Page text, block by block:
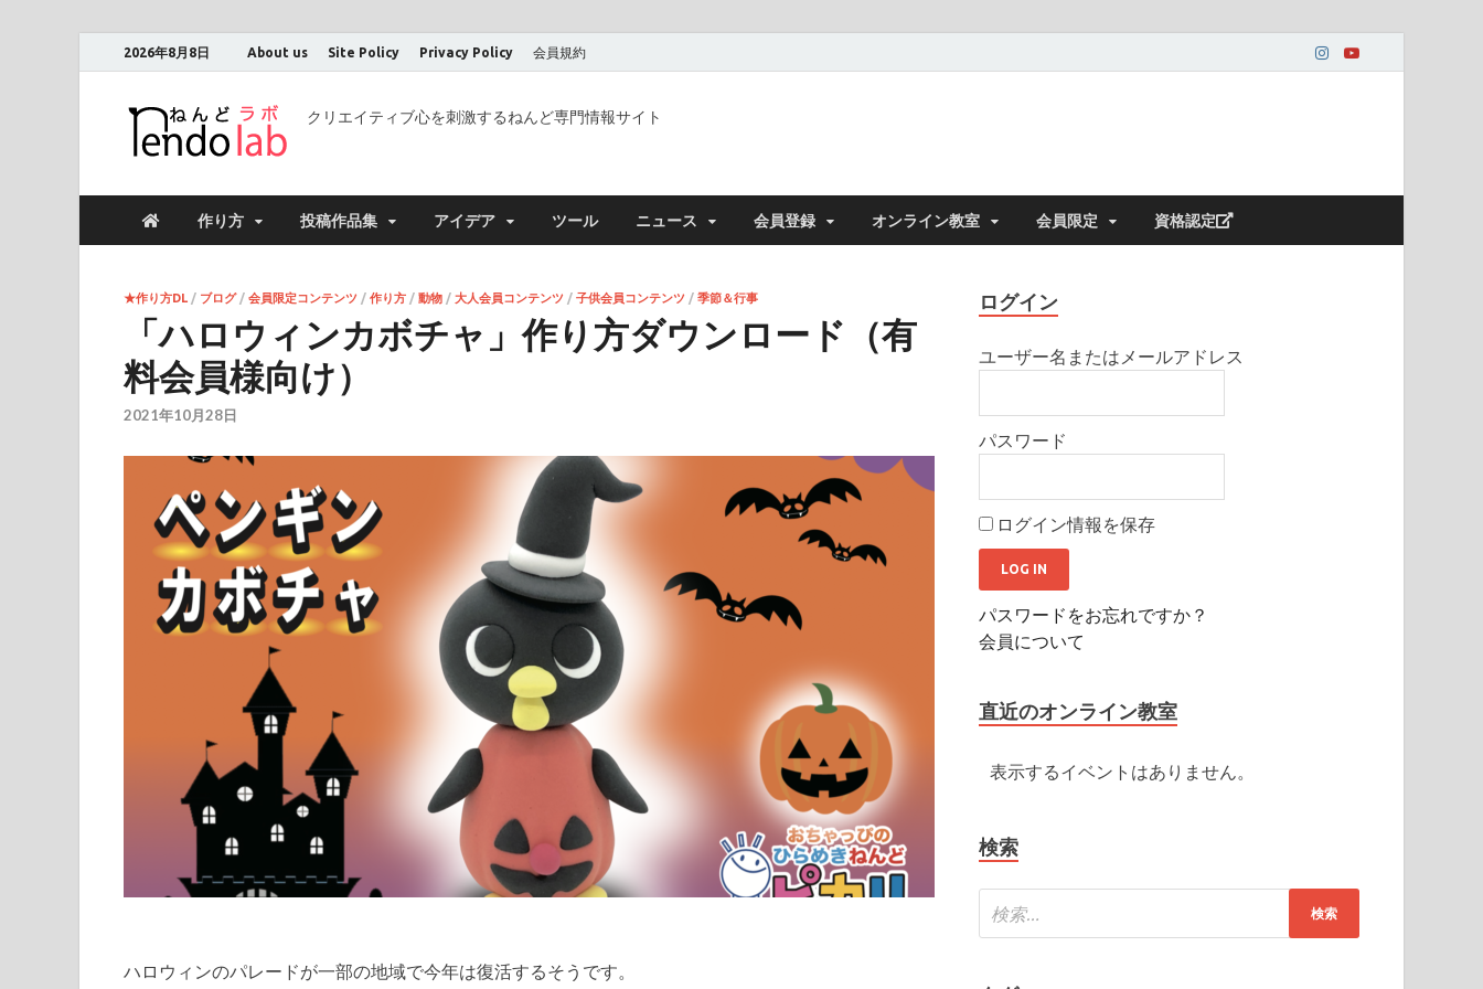
2026年8月8日 About us Site Policy Privacy Policy 会員規約
クリエイティブ心を刺激するねんど専門情報サイト
作り方 投稿作品集 アイデア ツール ニュース 会員登録 オンライン教室 会員限定 資格認定
★作り方DL / ブログ/ 会員限定コンテンツ / 作り方 / 動物 / 大人会員コンテンツ / 子供会員コンテンツ / 季節＆行事
「ハロウィンカボチャ」作り方ダウンロード（有
料会員様向け）
2021年10月28日
ハロウィンのパレードが一部の地域で今年は復活するそうです。
ログイン
ユーザー名またはメールアドレス
パスワード
ログイン情報を保存
パスワードをお忘れですか？
会員について
直近のオンライン教室
表示するイベントはありません。
検索